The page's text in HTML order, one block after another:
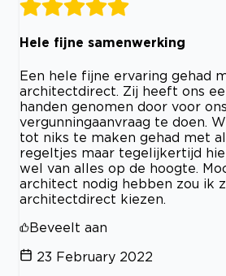
Hele fijne samenwerking
Een hele fijne ervaring gehad
architectdirect. Zij heeft ons
handen genomen door voor
vergunningaanvraag te doen.
tot niks te maken gehad met
regeltjes maar tegelijkertijd
wel van alles op de hoogte.
architect nodig hebben zou ik
architectdirect kiezen.
Beveelt aan
23 February 2022